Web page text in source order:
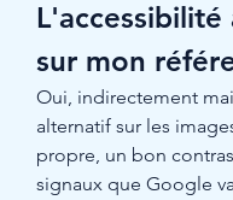
sur mon
Oui, indirectement
alternatif sur les
propre, un bon
signaux que Google